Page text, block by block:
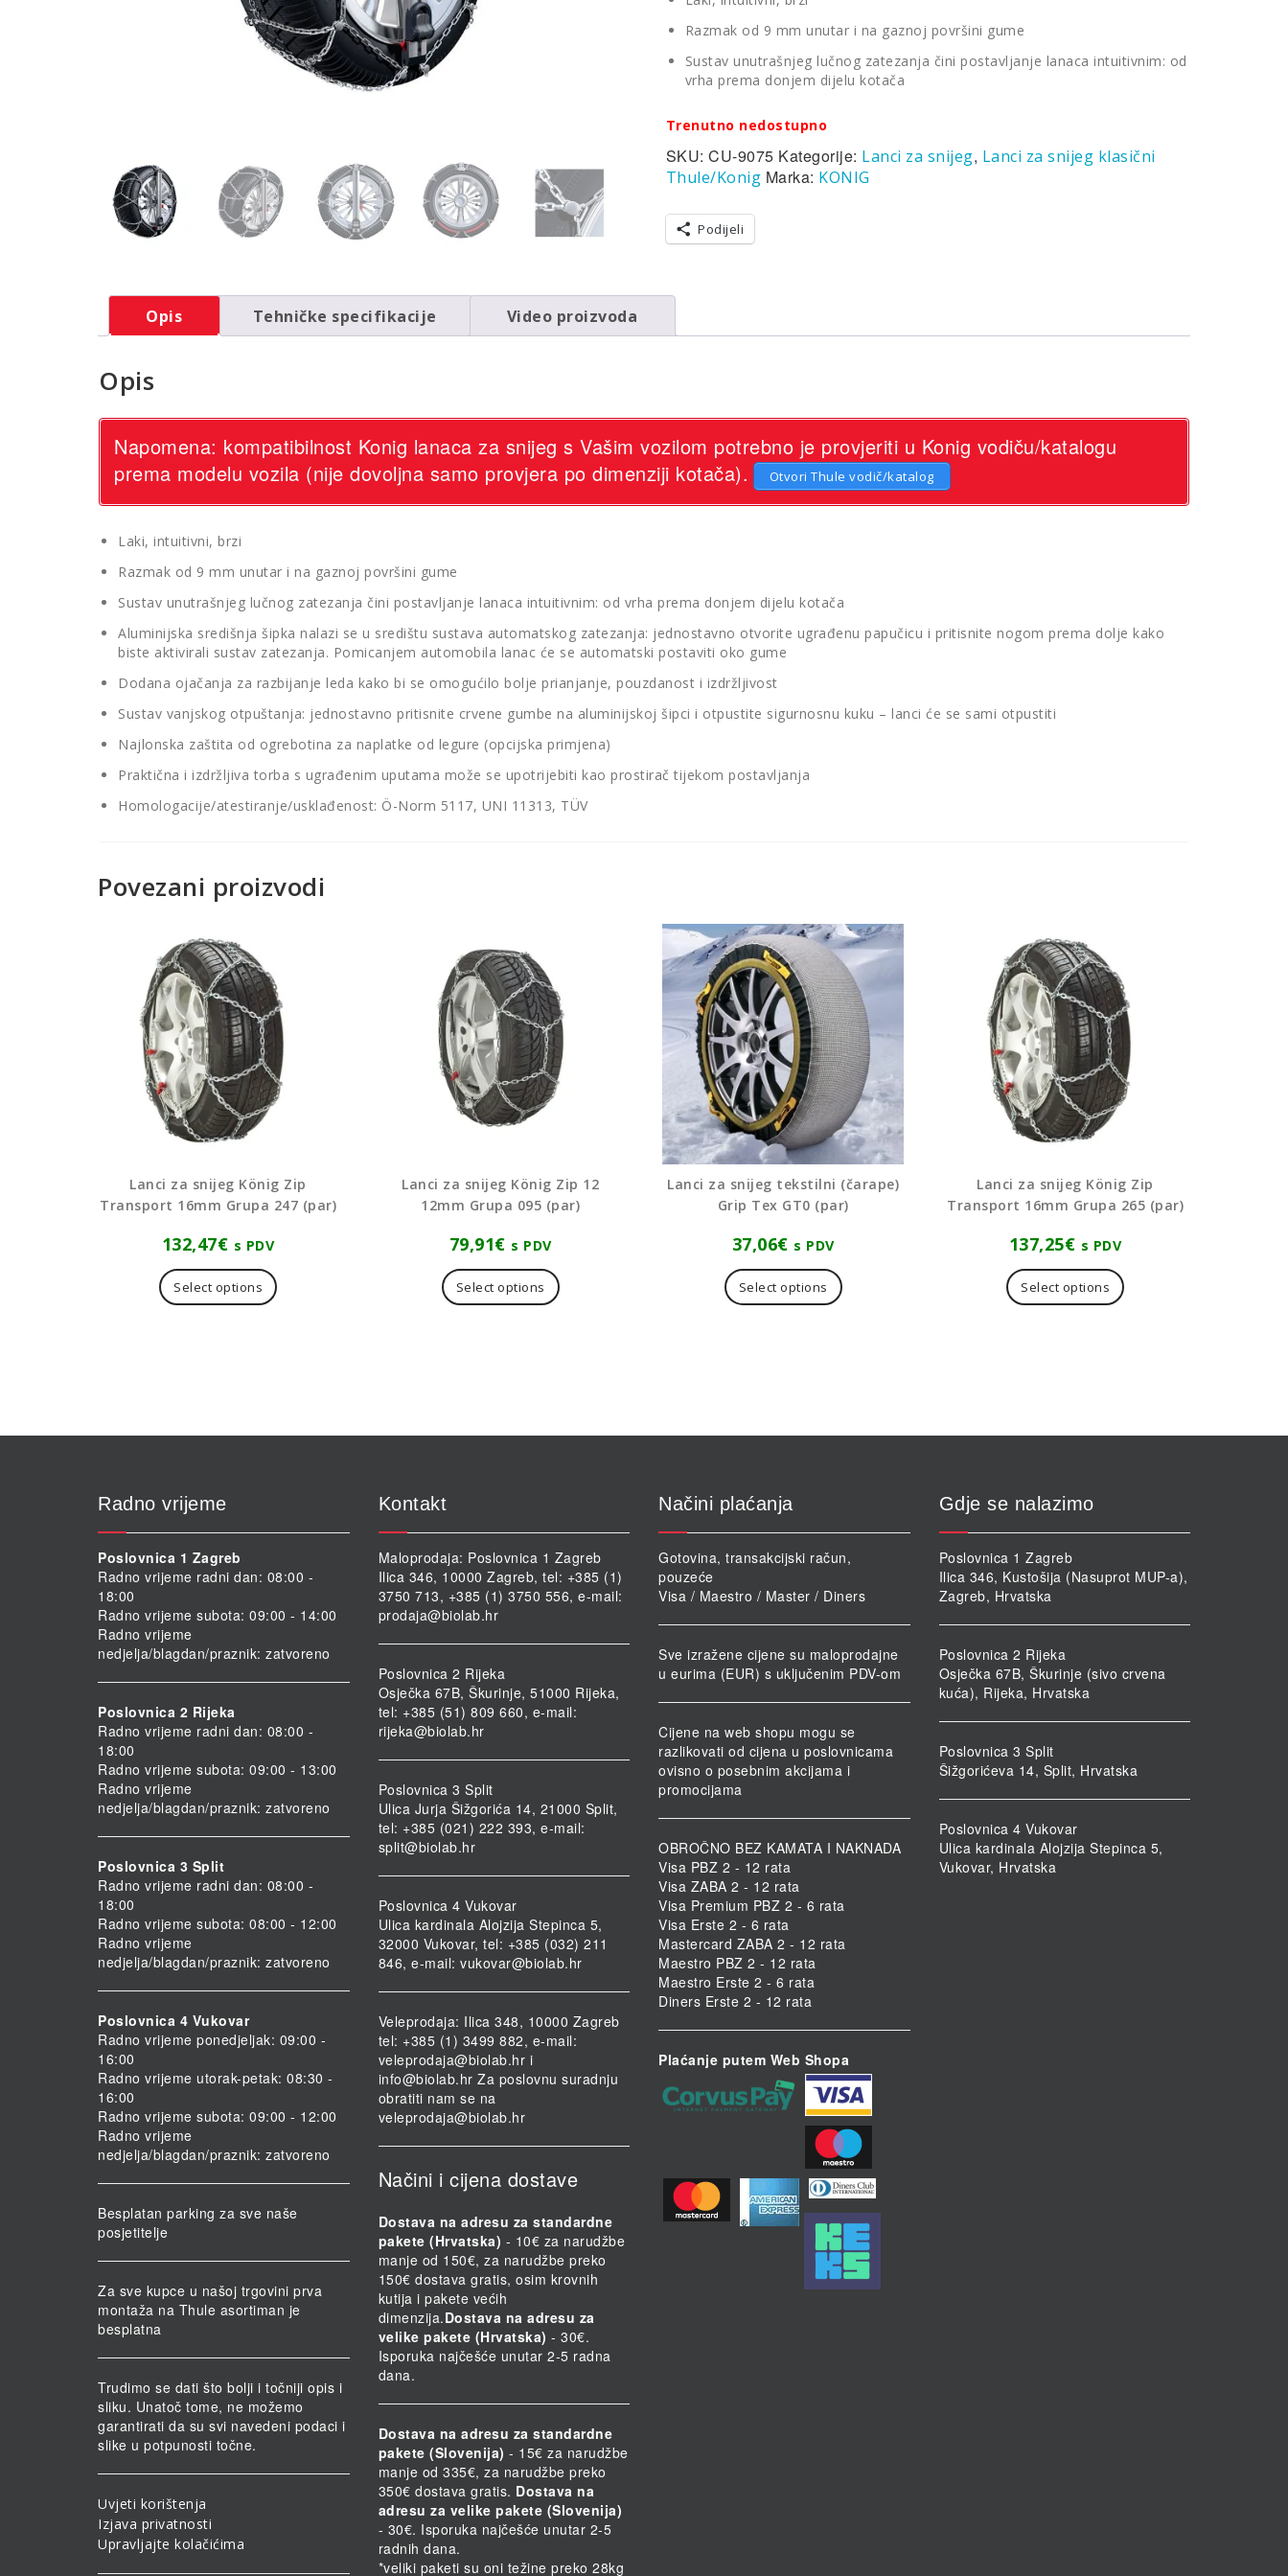
Razmak od 9 mm unutar i na gaznoj površini gume
Sustav unutrašnjeg lučnog zatezanja čini postavljanje lanaca intuitivnim: od
vrha prema donjem dijelu kotača
Trenutno nedostupno
SKU:CU-9075 Kategorije: Lanci za snijeg, Lanci za snijeg klasični
Thule/Konig Marka: KONIG
Podijeli
Opis Tehničke specifikacije Video proizvoda
Opis
Napomena: kompatibilnost Konig lanaca za snijeg s Vašim vozilom potrebno je provjeriti u Konig vodiču/katalogu
prema modelu vozila (nije dovoljna samo provjera po dimenziji kotača).
Otvori Thule vodič/katalog
Laki, intuitivni, brzi
Razmak od 9 mm unutar i na gaznoj površini gume
Sustav unutrašnjeg lučnog zatezanja čini postavljanje lanaca intuitivnim: od vrha prema donjem dijelu kotača
Aluminijska središnja šipka nalazi se u središtu sustava automatskog zatezanja: jednostavno otvorite ugrađenu papučicu i pritisnite nogom prema dolje kako
biste aktivirali sustav zatezanja. Pomicanjem automobila lanac će se automatski postaviti oko gume
Dodana ojačanja za razbijanje leda kako bi se omogućilo bolje prianjanje, pouzdanost i izdržljivost
Sustav vanjskog otpuštanja: jednostavno pritisnite crvene gumbe na aluminijskoj šipci i otpustite sigurnosnu kuku – lanci će se sami otpustiti
Najlonska zaštita od ogrebotina za naplatke od legure (opcijska primjena)
Praktična i izdržljiva torba s ugrađenim uputama može se upotrijebiti kao prostirač tijekom postavljanja
Homologacije/atestiranje/usklađenost: Ö-Norm 5117, UNI 11313, TÜV
Povezani proizvodi
Lanci za snijeg König Zip
Transport 16mm Grupa 247 (par)
132,47€ s PDV
Select options
Lanci za snijeg König Zip 12
12mm Grupa 095 (par)
79,91€ s PDV
Select options
Lanci za snijeg tekstilni (čarape)
Grip Tex GT0 (par)
37,06€ s PDV
Select options
proizvod
na
Lanci za snijeg König Zip
Transport 16mm Grupa 265 (par)
137,25€ s PDV
Select options
Radno vrijeme
Poslovnica 1 Zagreb
Radno vrijeme radni dan: 08:00 -
18:00
Radno vrijeme subota: 09:00 - 14:00
Radno vrijeme
nedjelja/blagdan/praznik: zatvoreno
Poslovnica 2 Rijeka
Radno vrijeme radni dan: 08:00 -
18:00
Radno vrijeme subota: 09:00 - 13:00
Radno vrijeme
nedjelja/blagdan/praznik: zatvoreno
Poslovnica 3 Split
Radno vrijeme radni dan: 08:00 -
18:00
Radno vrijeme subota: 08:00 - 12:00
Radno vrijeme
nedjelja/blagdan/praznik: zatvoreno
Poslovnica 4 Vukovar
Radno vrijeme ponedjeljak: 09:00 -
16:00
Radno vrijeme utorak-petak: 08:30 -
16:00
Radno vrijeme subota: 09:00 - 12:00
Radno vrijeme
nedjelja/blagdan/praznik: zatvoreno
Besplatan parking za sve naše
posjetitelje
Za sve kupce u našoj trgovini prva
montaža na Thule asortiman je
besplatna
Trudimo se dati što bolji i točniji opis i
sliku. Unatoč tome, ne možemo
garantirati da su svi navedeni podaci i
slike u potpunosti točne.
Uvjeti korištenja
Izjava privatnosti
Upravljajte kolačićima
Kontakt
Maloprodaja: Poslovnica 1 Zagreb
Ilica 346, 10000 Zagreb, tel: +385 (1)
3750 713, +385 (1) 3750 556, e-mail:
prodaja@biolab.hr
Poslovnica 2 Rijeka
Osječka 67B, Škurinje, 51000 Rijeka,
tel: +385 (51) 809 660, e-mail:
rijeka@biolab.hr
Poslovnica 3 Split
Ulica Jurja Šižgorića 14, 21000 Split,
tel: +385 (021) 222 393, e-mail:
split@biolab.hr
Poslovnica 4 Vukovar
Ulica kardinala Alojzija Stepinca 5,
32000 Vukovar, tel: +385 (032) 211
846, e-mail: vukovar@biolab.hr
Veleprodaja: Ilica 348, 10000 Zagreb
tel: +385 (1) 3499 882, e-mail:
veleprodaja@biolab.hr i
info@biolab.hr Za poslovnu suradnju
obratiti nam se na
veleprodaja@biolab.hr
Načini i cijena dostave
Dostava na adresu za standardne
pakete (Hrvatska) - 10€ za narudžbe
manje od 150€, za narudžbe preko
150€ dostava gratis, osim krovnih
kutija i pakete većih
dimenzija.Dostava na adresu za
velike pakete (Hrvatska) - 30€.
Isporuka najčešće unutar 2-5 radna
dana.
Dostava na adresu za standardne
pakete (Slovenija) - 15€ za narudžbe
manje od 335€, za narudžbe preko
350€ dostava gratis. Dostava na
adresu za velike pakete (Slovenija)
- 30€. Isporuka najčešće unutar 2-5
radnih dana.
*veliki paketi su oni težine preko 28kg
Načini plaćanja
Gotovina, transakcijski račun,
pouzeće
Visa / Maestro / Master / Diners
Sve izražene cijene su maloprodajne
u eurima (EUR) s uključenim PDV-om
Cijene na web shopu mogu se
razlikovati od cijena u poslovnicama
ovisno o posebnim akcijama i
promocijama
OBROČNO BEZ KAMATA I NAKNADA
Visa PBZ 2 - 12 rata
Visa ZABA 2 - 12 rata
Visa Premium PBZ 2 - 6 rata
Visa Erste 2 - 6 rata
Mastercard ZABA 2 - 12 rata
Maestro PBZ 2 - 12 rata
Maestro Erste 2 - 6 rata
Diners Erste 2 - 12 rata
Plaćanje putem Web Shopa
Gdje se nalazimo
Poslovnica 1 Zagreb
Ilica 346, Kustošija (Nasuprot MUP-a),
Zagreb, Hrvatska
Poslovnica 2 Rijeka
Osječka 67B, Škurinje (sivo crvena
kuća), Rijeka, Hrvatska
Poslovnica 3 Split
Šižgorićeva 14, Split, Hrvatska
Poslovnica 4 Vukovar
Ulica kardinala Alojzija Stepinca 5,
Vukovar, Hrvatska